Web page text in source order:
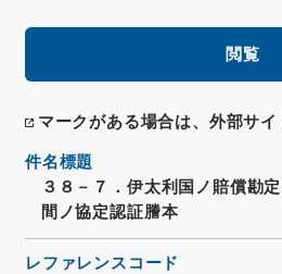
閲覧
マークがある場合は、外部サイ
件名標題
３８－７．伊太利国ノ賠償勘
間ノ協定認証謄本
レファレンスコード